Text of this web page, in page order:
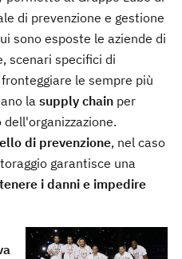
di prevenzione e gestione
sono esposte le aziende di
scenari specifici di
le sempre più
la supply chain per
di prevenzione, nel caso
garantisce una
i danni e impedire